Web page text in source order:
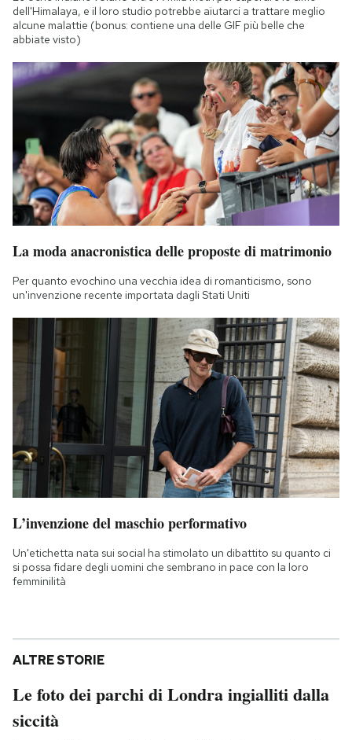
dell'Himalaya, e il loro studio potrebbe aiutarci a trattare meglio
alcune malattie (bonus: contiene una delle GIF più belle che
abbiate visto)
La moda anacronistica delle proposte di matrimonio
Per quanto evochino una vecchia idea di romanticismo, sono
un'invenzione recente importata dagli Stati Uniti
L’invenzione del maschio performativo
Un'etichetta nata sui social ha stimolato un dibattito su quanto ci
si possa fidare degli uomini che sembrano in pace con la loro
femminilità
ALTRE STORIE
Le foto dei parchi di Londra ingialliti dalla
siccità